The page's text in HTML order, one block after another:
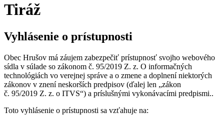
Tiráž
Vyhlásenie o prístupnosti
Obec Hrušov má záujem zabezpečiť prístupnosť svojho webového
sídla v súlade so zákonom č. 95/2019 Z. z. O informačných
technológiách vo verejnej správe a o zmene a doplnení niektorých
zákonov v znení neskorších predpisov (ďalej len „zákon
č. 95/2019 Z. z. o ITVS“) a príslušnými vykonávacími predpismi..
Toto vyhlásenie o prístupnosti sa vzťahuje na: